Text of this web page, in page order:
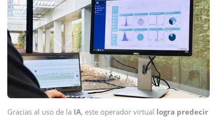
Gracias al uso de la IA, este operador virtual logra predecir